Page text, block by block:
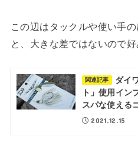
この辺はタックルや使い手
と、大きな差ではないので
関連記事
ダイ
ト」使用イン
スパな使える
2021.12.15